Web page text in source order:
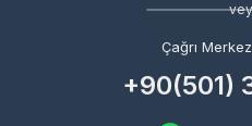
Çağrı
+90(501)